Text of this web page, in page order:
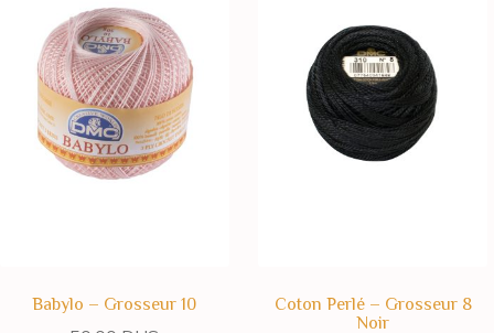
Babylo – Grosseur 10
Coton Perlé – Grosseur 8
Noir